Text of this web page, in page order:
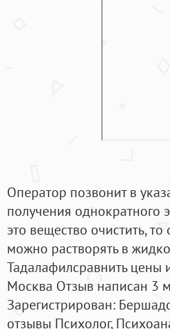
Оператор позвонит в
получения однократного
это вещество очистить,
можно растворять в
Тадалафилсравнить цены
Москва Отзыв написан 3
Зарегистрирован:
отзывы Психолог,